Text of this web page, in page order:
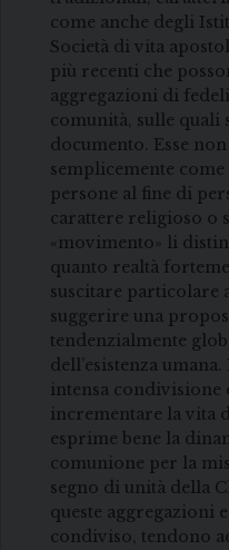
come anche degli
Società di vita
più recenti che
aggregazioni di
comunità, sulle quali
documento. Esse
semplicemente
persone al fine di
carattere religioso o
«movimento» li
quanto realtà
suscitare particolare
suggerire una
tendenzialmente
dell’esistenza
intensa condivisione
incrementare la vita
esprime bene la
comunione per la
segno di unità della
queste aggregazioni
condiviso, tendono